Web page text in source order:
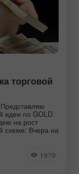
торговой
идеи по GOLD.
на рост
схеме: Вчера на
1979